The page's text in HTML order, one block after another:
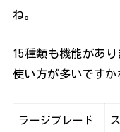
ね。
15種類も機能があ
使い方が多いですか
ラージブレード